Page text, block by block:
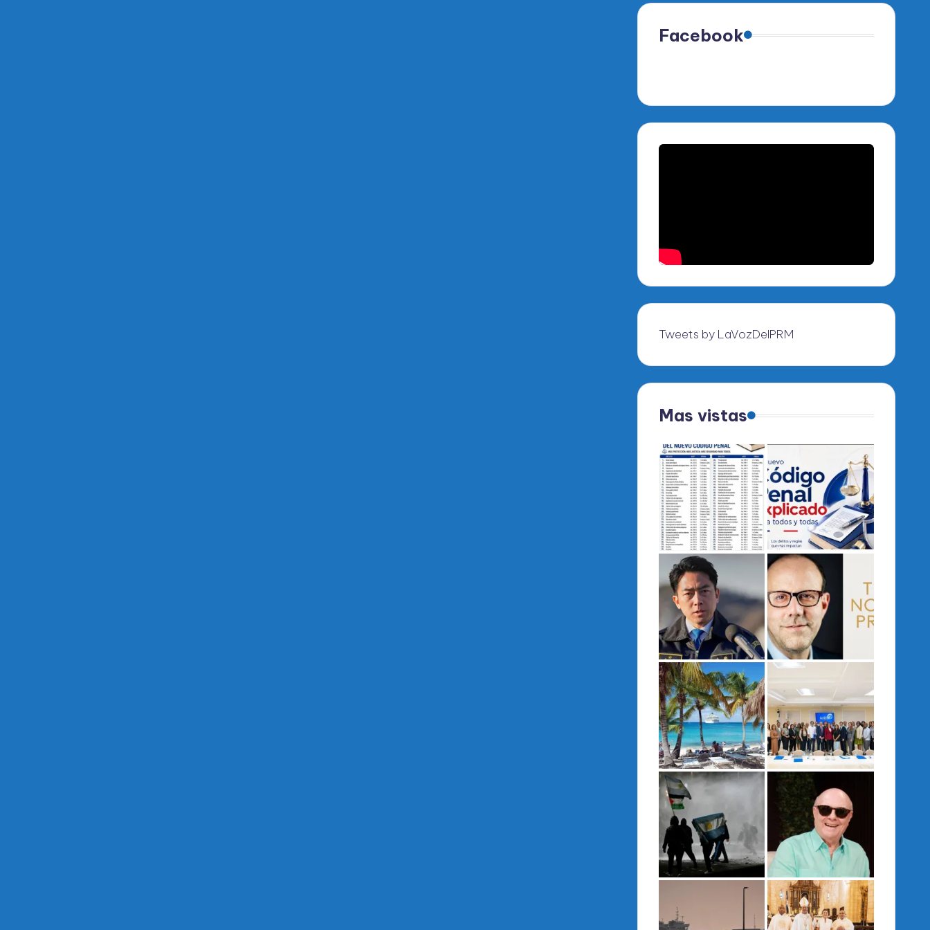
Facebook
Tweets by LaVozDelPRM
Mas vistas